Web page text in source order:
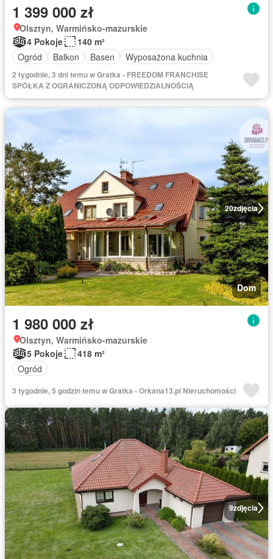
1 399 000 zł
Olsztyn, Warmińsko-mazurskie
4 Pokoje
140 m²
Ogród
Balkon Basen Wyposażona kuchnia
2 tygodnie, 3 dni temu w Gratka - FREEDOM FRANCHISE
SPÓŁKA Z OGRANICZONĄ ODPOWIEDZIALNOŚCIĄ
20zdjęcia
Dom
1 980 000 zł
Olsztyn, Warmińsko-mazurskie
5 Pokoje
418 m²
Ogród
3 tygodnie, 5 godzin temu w Gratka - Orkana13.pl Nieruchomości
9zdjęcia